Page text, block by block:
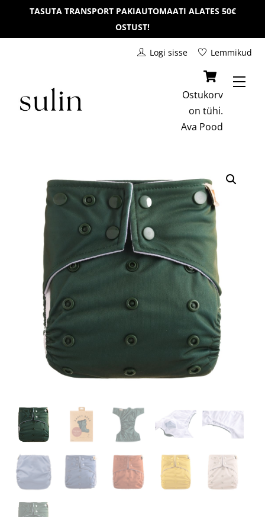
content
TASUTA TRANSPORT PAKIAUTOMAATI ALATES 50€
OSTUST!
Logi sisse Lemmikud
Ostukorv
on tühi.
Ava Pood